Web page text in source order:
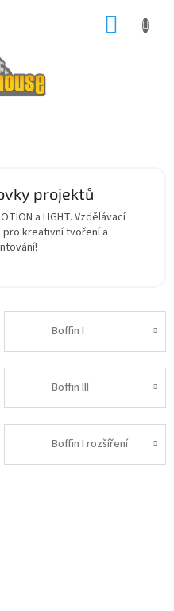
projektů
a LIGHT. Vzdělávací
kreativní tvoření a
Boffin I
Boffin III
Boffin I rozšíření